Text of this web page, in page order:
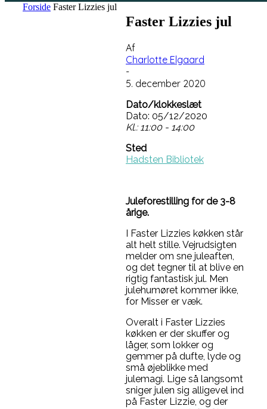
Forside Faster Lizzies jul
Faster Lizzies jul
Af
Charlotte Elgaard
-
5. december 2020
Dato/klokkeslæt
Dato: 05/12/2020
Kl.: 11:00 - 14:00
Sted
Hadsten Bibliotek
Juleforestilling for de 3-8
årige.
I Faster Lizzies køkken står
alt helt stille. Vejrudsigten
melder om sne juleaften,
og det tegner til at blive en
rigtig fantastisk jul. Men
julehumøret kommer ikke,
for Misser er væk.
Overalt i Faster Lizzies
køkken er der skuffer og
låger, som lokker og
gemmer på dufte, lyde og
små øjeblikke med
julemagi. Lige så langsomt
sniger julen sig alligevel ind
på Faster Lizzie, og der